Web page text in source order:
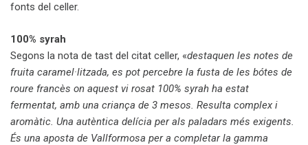
fonts del celler.
100% syrah
Segons la nota de tast del citat celler, «destaquen les notes de
fruita caramel·litzada, es pot percebre la fusta de les bótes de
roure francès on aquest vi rosat 100% syrah ha estat
fermentat, amb una criança de 3 mesos. Resulta complex i
aromàtic. Una autèntica delícia per als paladars més exigents.
És una aposta de Vallformosa per a completar la gamma